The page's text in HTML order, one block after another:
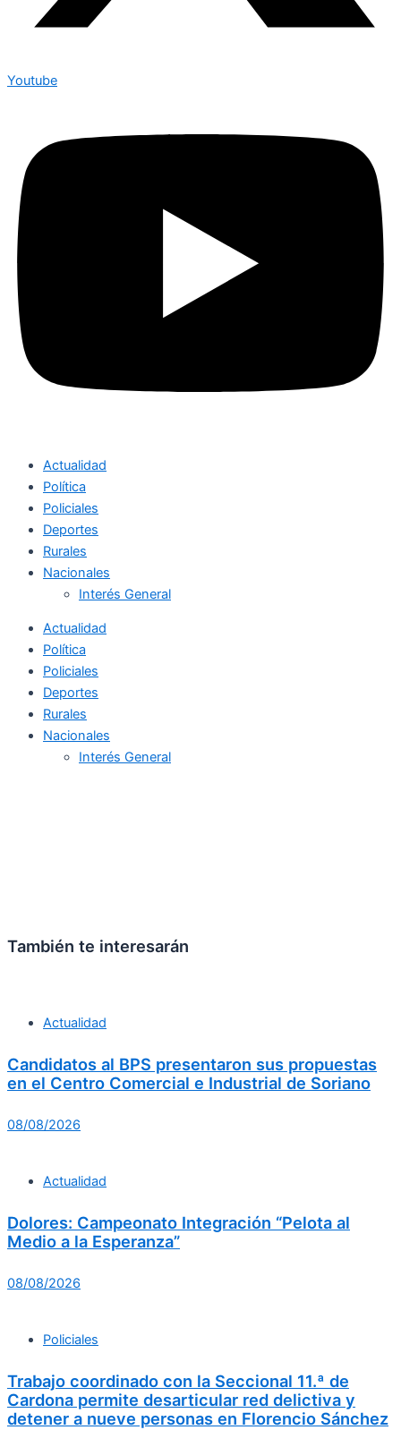
Youtube
Actualidad
Política
Policiales
Deportes
Rurales
Nacionales
Interés General
Actualidad
Política
Policiales
Deportes
Rurales
Nacionales
Interés General
También te interesarán
Actualidad
Candidatos al BPS presentaron sus propuestas
en el Centro Comercial e Industrial de Soriano
08/08/2026
Actualidad
Dolores: Campeonato Integración “Pelota al
Medio a la Esperanza”
08/08/2026
Policiales
Trabajo coordinado con la Seccional 11.ª de
Cardona permite desarticular red delictiva y
detener a nueve personas en Florencio Sánchez